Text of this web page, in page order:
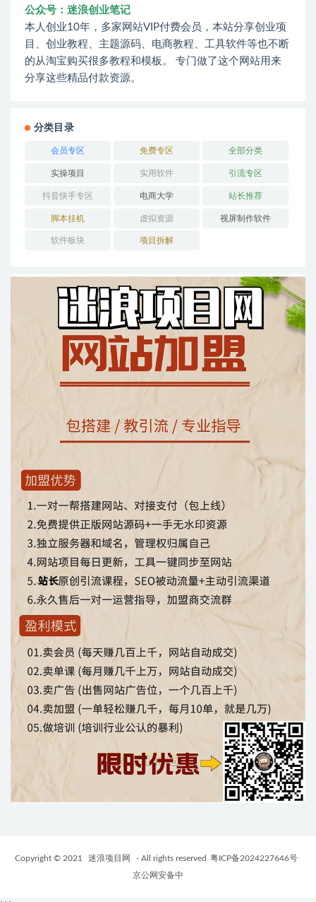
公众号：迷浪创业笔记
本人创业10年，多家网站VIP付费会员，本站分享创业项
目、创业教程、主题源码、电商教程、工具软件等也不断
的从淘宝购买很多教程和模板。 专门做了这个网站用来
分享这些精品付款资源。
分类目录
会员专区 免费专区 全部分类
实操项目 实用软件 引流专区
抖音快手专区 电商大学 站长推荐
脚本挂机 虚拟资源 视屏制作软件
软件板块 项目拆解
Copyright © 2021 迷浪项目网 - All rights reserved 粤ICP备2024227646号
京公网安备中